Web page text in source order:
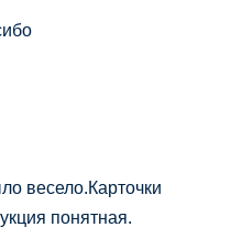
весело.Карточки
понятная.